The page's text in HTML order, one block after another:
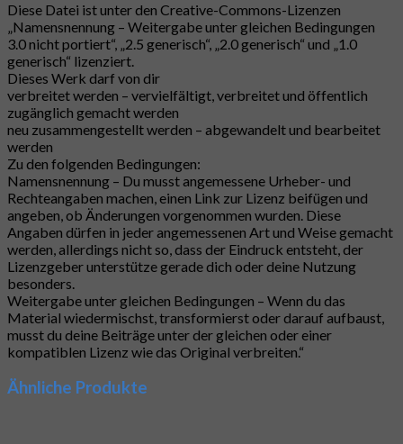
Diese Datei ist unter den Creative-Commons-Lizenzen
„Namensnennung – Weitergabe unter gleichen Bedingungen
3.0 nicht portiert“, „2.5 generisch“, „2.0 generisch“ und „1.0
generisch“ lizenziert.
Dieses Werk darf von dir
verbreitet werden – vervielfältigt, verbreitet und öffentlich
zugänglich gemacht werden
neu zusammengestellt werden – abgewandelt und bearbeitet
werden
Zu den folgenden Bedingungen:
Namensnennung – Du musst angemessene Urheber- und
Rechteangaben machen, einen Link zur Lizenz beifügen und
angeben, ob Änderungen vorgenommen wurden. Diese
Angaben dürfen in jeder angemessenen Art und Weise gemacht
werden, allerdings nicht so, dass der Eindruck entsteht, der
Lizenzgeber unterstütze gerade dich oder deine Nutzung
besonders.
Weitergabe unter gleichen Bedingungen – Wenn du das
Material wiedermischst, transformierst oder darauf aufbaust,
musst du deine Beiträge unter der gleichen oder einer
kompatiblen Lizenz wie das Original verbreiten.“
Ähnliche Produkte